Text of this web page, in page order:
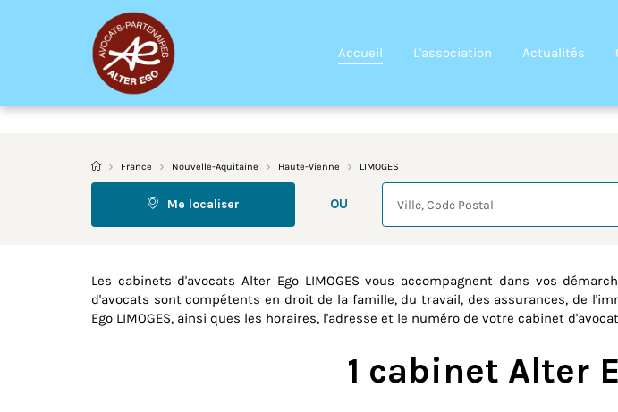
Accueil L'association Actualités
France Nouvelle-Aquitaine Haute-Vienne LIMOGES
Me localiser OU
Requête
Les cabinets d'avocats Alter Ego LIMOGES vous accompagnent dans vos
d'avocats sont compétents en droit de la famille, du travail, des assurances, de
Ego LIMOGES, ainsi ques les horaires, l'adresse et le numéro de votre cabinet
1 cabinet Alter